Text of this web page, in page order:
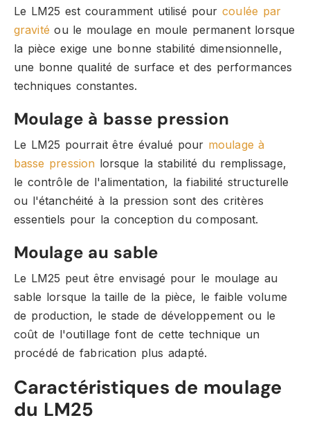
Le LM25 est couramment utilisé pourcoulée par
gravité ou le moulage en moule permanent lorsque
la pièce exige une bonne stabilité dimensionnelle,
une bonne qualité de surface et des performances
techniques constantes.
Moulage à basse pression
Le LM25 pourrait être évalué pour moulage à
basse pression lorsque la stabilité du remplissage,
le contrôle de l'alimentation, la fiabilité structurelle
ou l'étanchéité à la pression sont des critères
essentiels pour la conception du composant.
Moulage au sable
Le LM25 peut être envisagé pour le moulage au
sable lorsque la taille de la pièce, le faible volume
de production, le stade de développement ou le
coût de l'outillage font de cette technique un
procédé de fabrication plus adapté.
Caractéristiques de moulage
du LM25